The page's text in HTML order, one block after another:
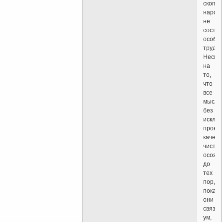
не
труда.
на
то,
что
все
мысли
без
до
тех
пор,
пока
они
ум,